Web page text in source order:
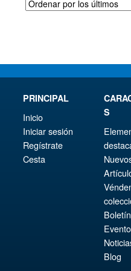
PRINCIPAL
Inicio
Iniciar sesión
Regístrate
Cesta
S
Blog